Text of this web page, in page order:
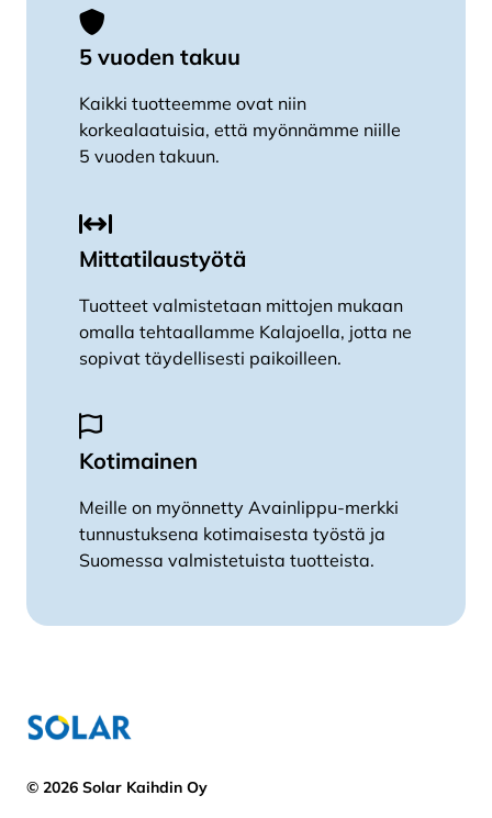
5 vuoden takuu
Kaikki tuotteemme ovat niin
korkealaatuisia, että myönnämme niille
5 vuoden takuun.
Mittatilaustyötä
Tuotteet valmistetaan mittojen mukaan
omalla tehtaallamme Kalajoella, jotta ne
sopivat täydellisesti paikoilleen.
Kotimainen
Meille on myönnetty Avainlippu-merkki
tunnustuksena kotimaisesta työstä ja
Suomessa valmistetuista tuotteista.
© 2026 Solar Kaihdin Oy